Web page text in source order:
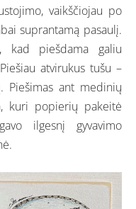
vaikščiojau po
suprantamą pasaulį.
kad piešdama galiu
atvirukus tušu –
Piešimas ant medinių
kuri popierių pakeitė
ilgesnį gyvavimo